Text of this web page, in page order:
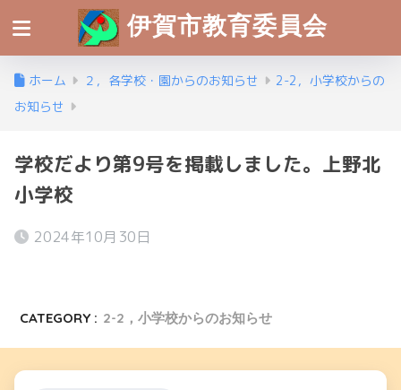
伊賀市教育委員会
ホーム ２，各学校・園からのお知らせ
2-2，小学校からの
お知らせ
学校だより第9号を掲載しました。上野北
小学校
2024年10月30日
CATEGORY : 2-2，小学校からのお知らせ